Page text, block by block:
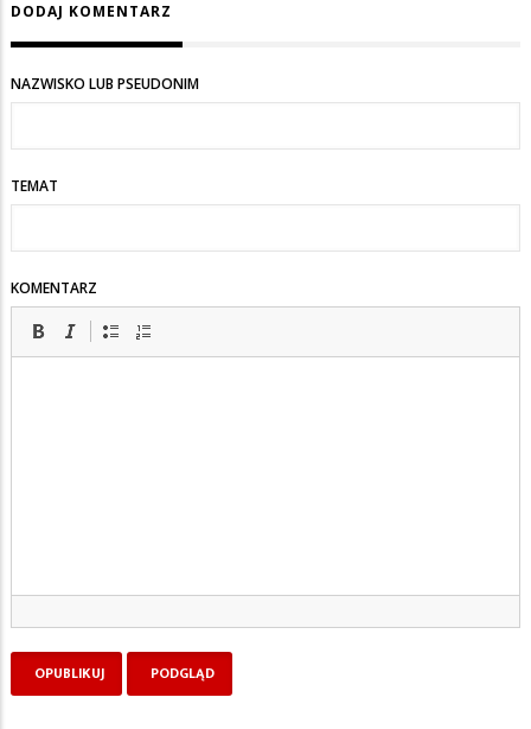
DODAJ KOMENTARZ
NAZWISKO LUB PSEUDONIM
TEMAT
KOMENTARZ